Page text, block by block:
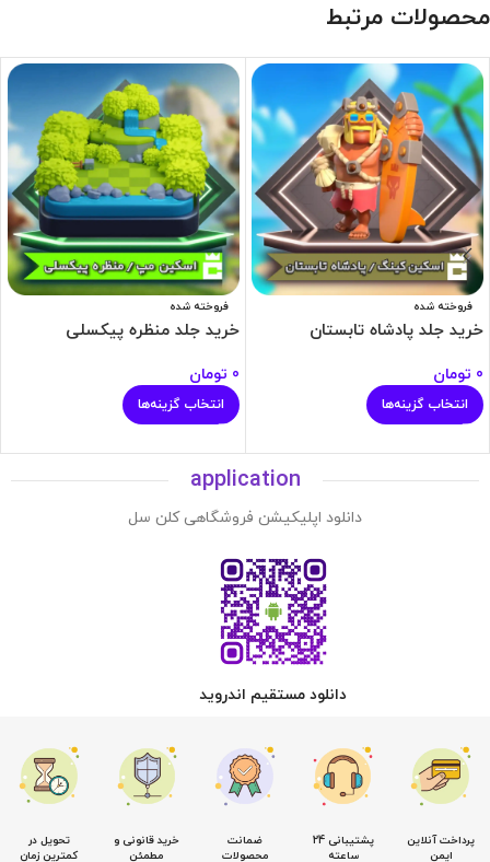
محصولات مرتبط
فروخته شده
خرید جلد پادشاه تابستان
0 تومان
انتخاب گزینه‌ها
فروخته شده
خرید جلد منظره پیکسلی
0 تومان
انتخاب گزینه‌ها
application
دانلود اپلیکیشن فروشگاهی کلن سل
دانلود مستقیم اندروید
پرداخت آنلاین
ایمن
پشتیبانی 24
ساعته
ضمانت
محصولات
خرید قانونی و
مطمئن
تحویل در
کمترین زمان